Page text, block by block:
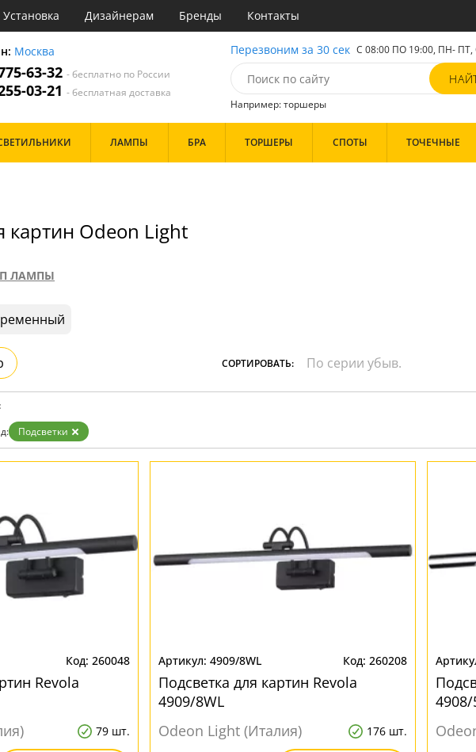
Установка Дизайнерам Бренды Контакты
Москва
63-32- бесплатно по России
03-21- бесплатная доставка
Перезвоним за 30 сек С 08:00 ПО 19:00, ПН- ПТ,
Например: торшеры
Черные
ЛАМПЫ БРА ТОРШЕРЫ СПОТЫ ТОЧЕЧНЫЕ
картин Odeon Light
ЛАМПЫ
СОРТИРОВАТЬ:
Подсветки
260048
Revola
79 шт.
4909/8WL 260208
Подсветка для картин Revola
4909/8WL
Odeon Light (Италия)
176 шт.
4908/